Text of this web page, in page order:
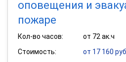
оповещения и
пожаре
Кол-во часов:
от 72 ак.ч
Стоимость:
от 17 160 руб.